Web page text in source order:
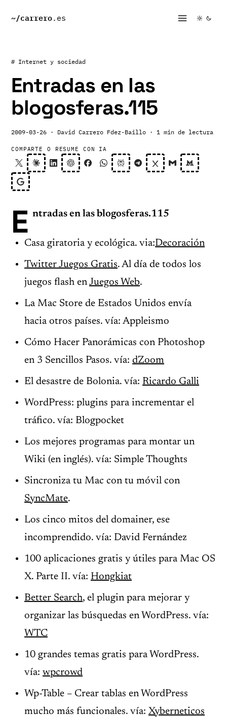
~/carrero.es
# Internet y sociedad
Entradas en las
blogosferas.115
2009-03-26 · David Carrero Fdez-Baillo · 1 min de lectura
COMPARTE O RESUME CON IA
E ntradas en las blogosferas.115
Casa giratoria y ecológica. via:Decoración
Twitter Juegos Gratis. Al día de todos los
juegos flash enJuegos Web.
La Mac Store de Estados Unidos envía
hacia otros países. vía: Appleismo
Cómo Hacer Panorámicas con Photoshop
en 3 Sencillos Pasos. vía: dZoom
El desastre de Bolonia. vía: Ricardo Galli
WordPress: plugins para incrementar el
tráfico. vía: Blogpocket
Los mejores programas para montar un
Wiki (en inglés). vía: Simple Thoughts
Sincroniza tu Mac con tu móvil con
SyncMate.
Los cinco mitos del domainer, ese
incomprendido. vía: David Fernández
100 aplicaciones gratis y útiles para Mac OS
X. Parte II. vía: Hongkiat
Better Search, el plugin para mejorar y
organizar las búsquedas en WordPress. vía:
WTC
10 grandes temas gratis para WordPress.
vía: wpcrowd
Wp-Table – Crear tablas en WordPress
mucho más funcionales. vía: Xyberneticos